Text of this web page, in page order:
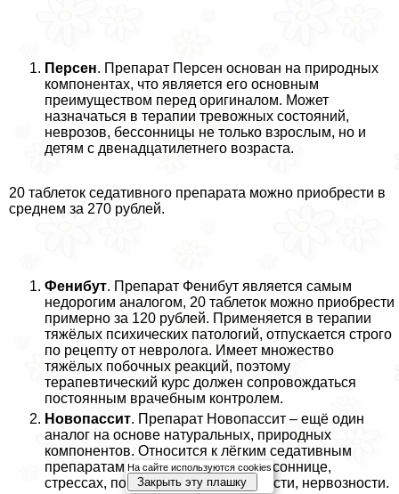
Персен. Препарат Персен основан на природных
компонентах, что является его основным
преимуществом перед оригиналом. Может
назначаться в терапии тревожных состояний,
неврозов, бессонницы не только взрослым, но и
детям с двенадцатилетнего возраста.
20 таблеток седативного препарата можно приобрести в
среднем за 270 рублей.
Фенибут. Препарат Фенибут является самым
недорогим аналогом, 20 таблеток можно приобрести
примерно за 120 рублей. Применяется в терапии
тяжёлых психических патологий, отпускается строго
по рецепту от невролога. Имеет множество
тяжёлых побочных реакций, поэтому
терапевтический курс должен сопровождаться
постоянным врачебным контролем.
Новопассит. Препарат Новопассит – ещё один
аналог на основе натуральных, природных
компонентов. Относится к лёгким седативным
препаратам, применяется при бессоннице,
стрессах, повышенной утомляемости, нервозности.
На сайте используются cookies
Закрыть эту плашку